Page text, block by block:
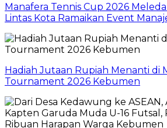
Manafera Tennis Cup 2026
Lintas Kota Ramaikan Event
Hadiah Jutaan Rupiah Menanti di
Tournament 2026 Kebumen